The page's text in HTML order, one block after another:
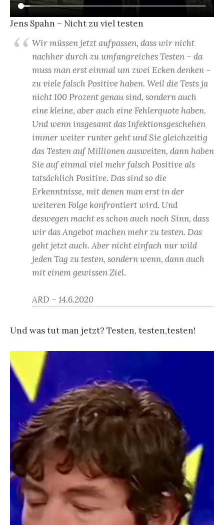
Jens Spahn – Nicht zu viel testen
Wir müssen jetzt aufpassen, dass wir nicht
nachher durch zu umfangreiches Testen – da
muss man erst einmal um zwei Ecken denken –
zu viele falsch Positive haben. Weil die Tests ja
nicht 100 Prozent genau sind, sondern auch
eine kleine, aber auch eine Fehlerquote haben.
Und wenn insgesamt das Infektionsgeschehen
immer weiter runter geht und Sie gleichzeitig
das Testen auf Millionen ausweiten, dann haben
Sie auf einmal viel mehr falsch Positive als
tatsächlich Positive. Das sind so die
Erkenntnisse, mit denen man erst in der
weiteren Folge konfrontiert wird. Und
deswegen macht es schon auch noch Sinn, dass
wir das Angebot machen mehr zu testen. Das
geht jetzt auch. Aber nicht einfach nur wild
jeden Tag zu testen, sondern wenn, dann auch
mit einem gewissen Ziel.
ARD – 14.6.2020
Und was tut man jetzt? Testen, testen,testen!